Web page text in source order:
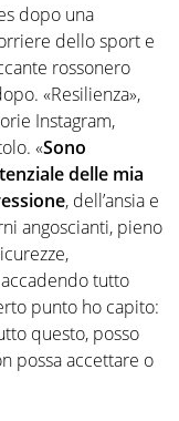
dopo una
dello sport e
rossonero
«Resilienza»,
Instagram,
«Sono
delle mia
, dell’ansia e
angoscianti, pieno
tutto
punto ho capito:
questo, posso
possa accettare o